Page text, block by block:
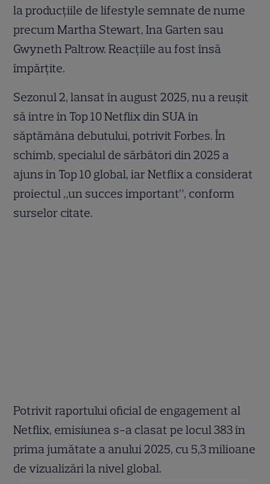
la producțiile de lifestyle semnate de nume
precum Martha Stewart, Ina Garten sau
Gwyneth Paltrow. Reacțiile au fost însă
împărțite.
Sezonul 2, lansat în august 2025, nu a reușit
să intre în Top 10 Netflix din SUA în
săptămâna debutului, potrivit Forbes. În
schimb, specialul de sărbători din 2025 a
ajuns în Top 10 global, iar Netflix a considerat
proiectul „un succes important”, conform
surselor citate.
Potrivit raportului oficial de engagement al
Netflix, emisiunea s-a clasat pe locul 383 în
prima jumătate a anului 2025, cu 5,3 milioane
de vizualizări la nivel global.